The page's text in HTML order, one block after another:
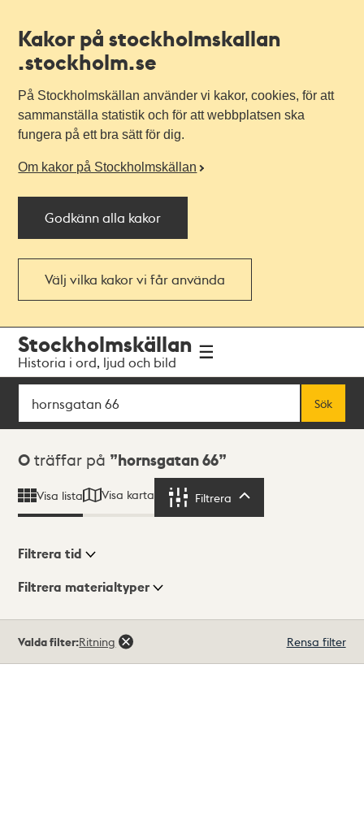
Kakor på stockholmskallan
.stockholm.se
På Stockholmskällan använder vi kakor, cookies, för att
sammanställa statistik och för att webbplatsen ska
fungera på ett bra sätt för dig.
Om kakor på Stockholmskällan
Godkänn alla kakor
Välj vilka kakor vi får använda
navigationen
huvudinnehållet
Stockholmskällan
Historia i ord, ljud och bild
Sök
Sök
Sökresultat
0 träffar på hornsgatan 66
Visa lista Visa karta Filtrera
Visningsläge
Filtrera tid
Filtrera materialtyper
träffar
Valda filter:Ritning Rensa filter